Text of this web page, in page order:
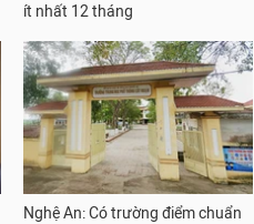
ít nhất 12 tháng
Nghệ An: Có trường điểm chuẩn